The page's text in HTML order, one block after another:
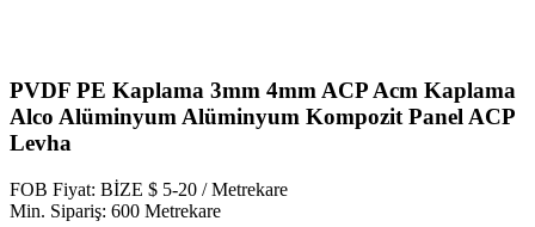
PVDF PE Kaplama 3mm 4mm ACP Acm Kaplama
Alco Alüminyum Alüminyum Kompozit Panel ACP
Levha
FOB Fiyat: BİZE $ 5-20 / Metrekare
Min. Sipariş: 600 Metrekare